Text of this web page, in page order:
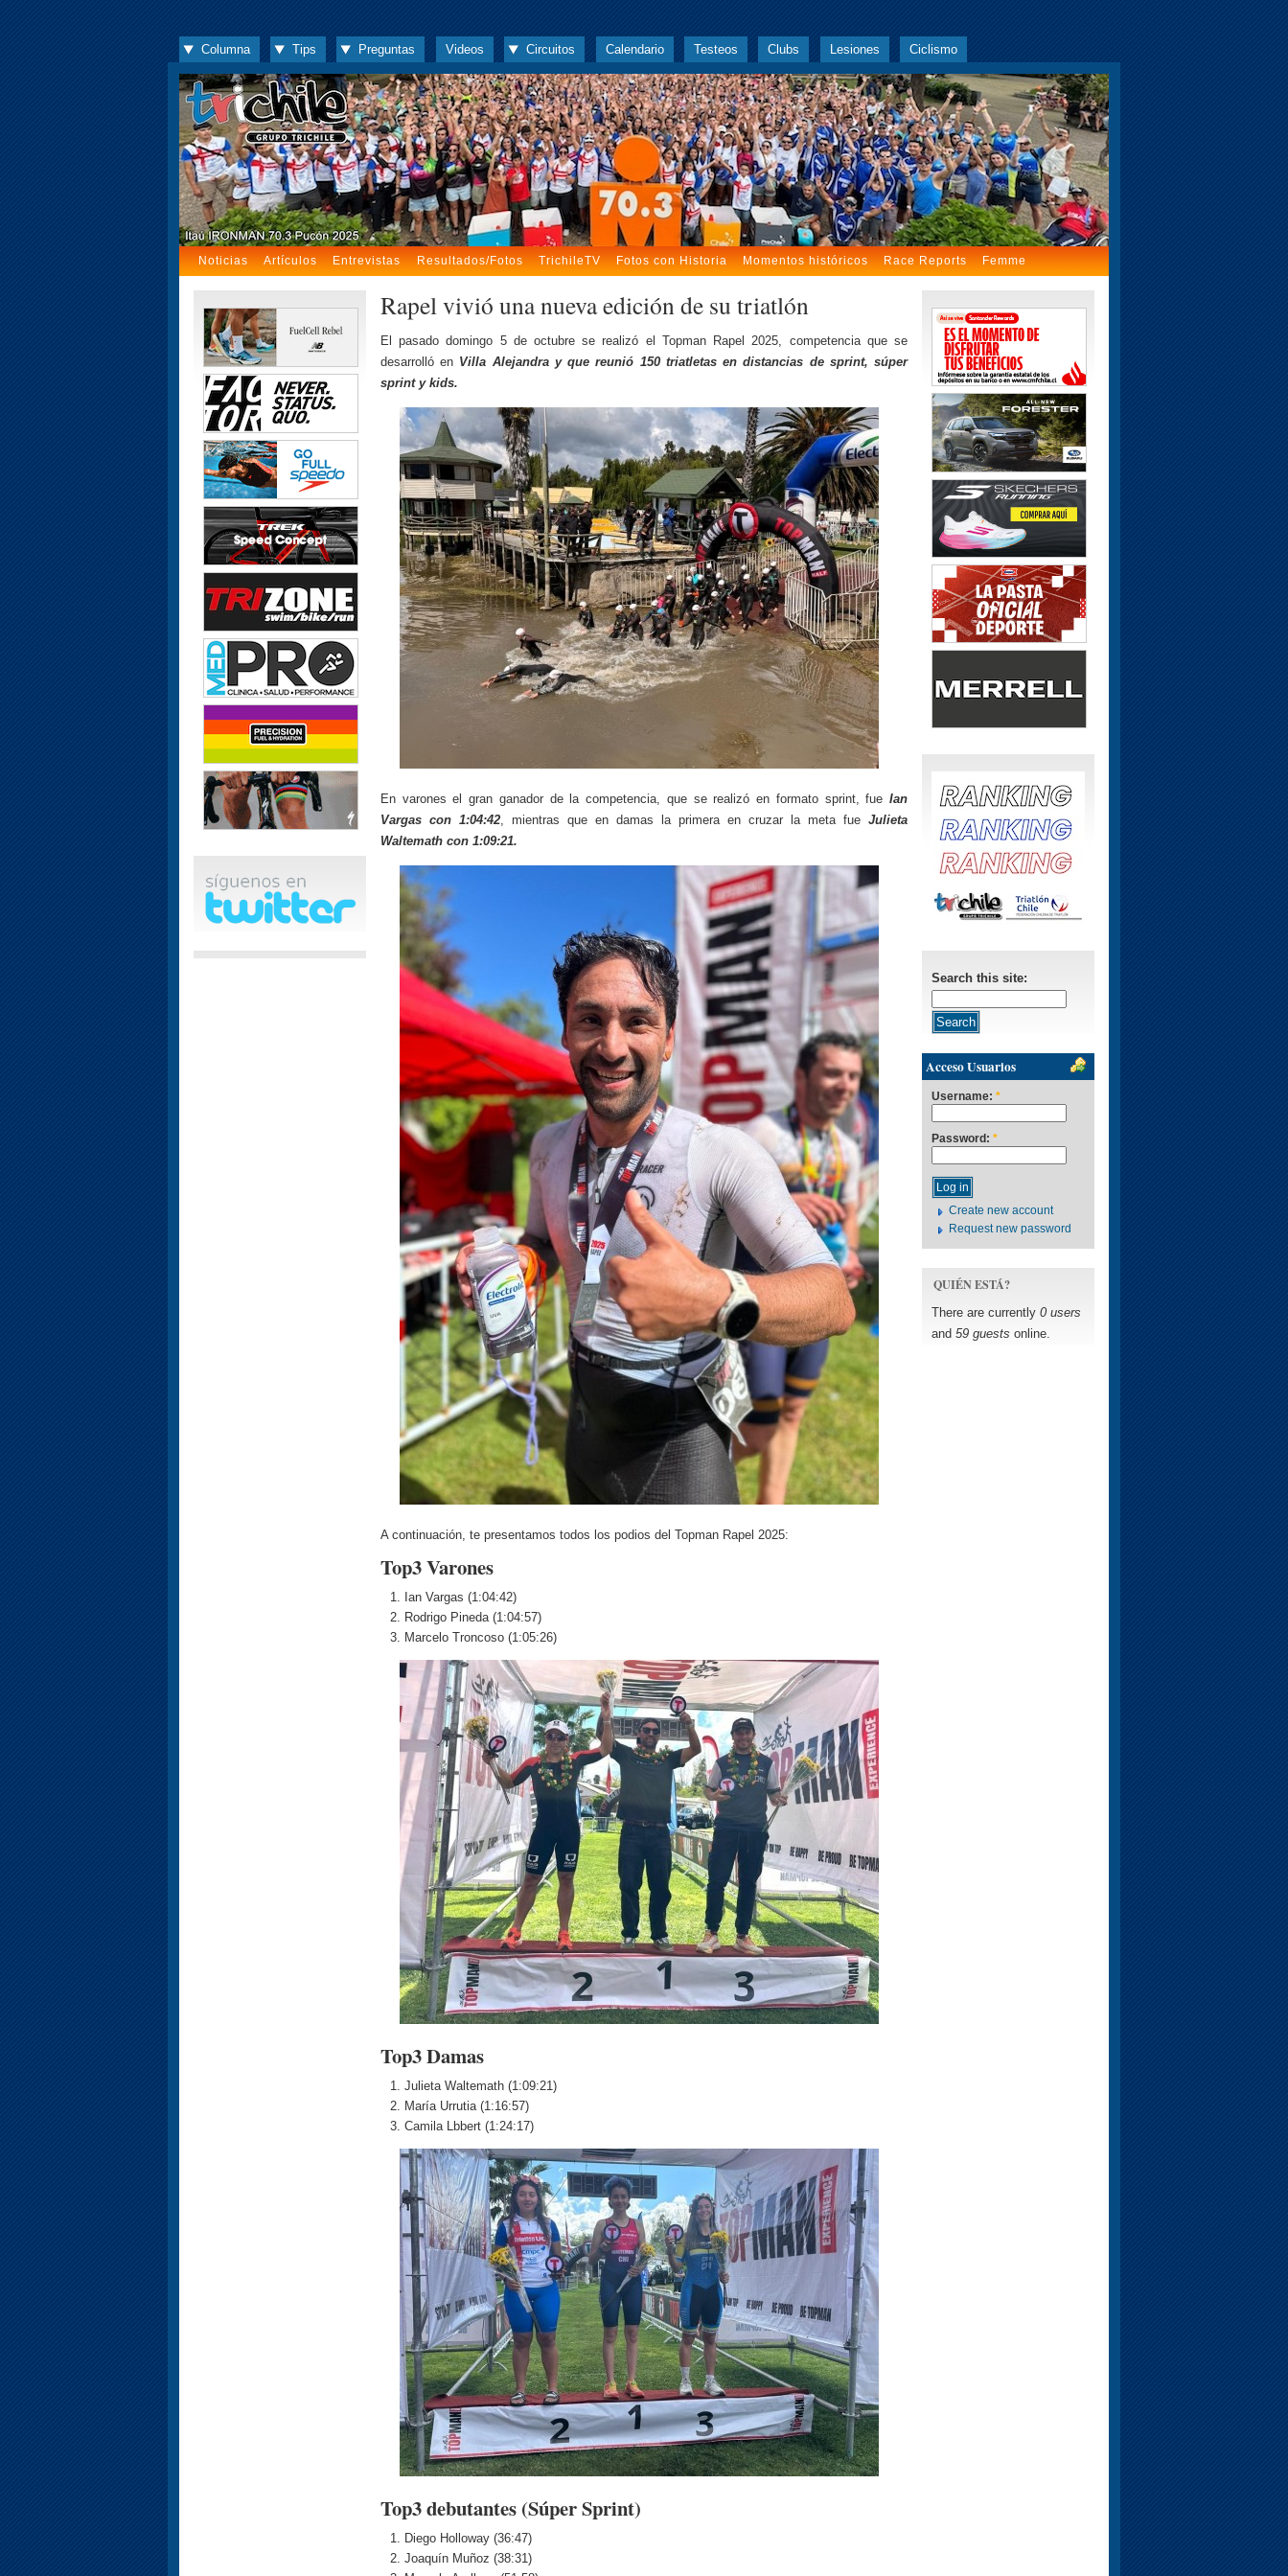
Columna Tips Preguntas Videos Circuitos Calendario Testeos Clubs Lesiones Ciclismo
Noticias Artículos Entrevistas Resultados/Fotos TrichileTV Fotos con Historia Momentos históricos Race Reports Femme
Rapel vivió una nueva edición de su triatlón
El pasado domingo 5 de octubre se realizó el Topman Rapel 2025, competencia que se
desarrolló en Villa Alejandra y que reunió 150 triatletas en distancias de sprint, súper
sprint y kids.
En varones el gran ganador de la competencia, que se realizó en formato sprint, fue Ian
Vargas con 1:04:42, mientras que en damas la primera en cruzar la meta fue Julieta
Waltemath con 1:09:21.
A continuación, te presentamos todos los podios del Topman Rapel 2025:
Top3 Varones
Ian Vargas (1:04:42)
Rodrigo Pineda (1:04:57)
Marcelo Troncoso (1:05:26)
Top3 Damas
Julieta Waltemath (1:09:21)
María Urrutia (1:16:57)
Camila Lbbert (1:24:17)
Top3 debutantes (Súper Sprint)
Diego Holloway (36:47)
Joaquín Muñoz (38:31)
Search this site:
Acceso Usuarios
Username: *
Password: *
Create new account
Request new password
QUIÉN ESTÁ?
There are currently 0 users
and 59 guests online.